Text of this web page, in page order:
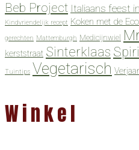
Beb Project Italiaans feest
Kindvriendelijk recept Koken met de
gerechten Mattemburgh Medicijnwiel
kerststraat Sinterklaas
Tuintips Vegetarisch
Winkel